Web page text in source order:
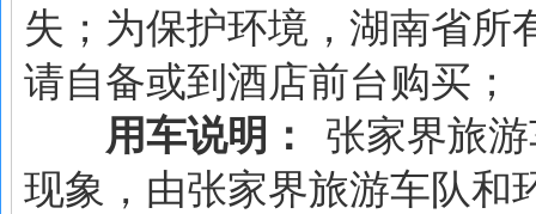
失；为保护环境，湖南省所
请自备或到酒店前台购买；
用车说明：
张家界旅
现象，由张家界旅游车队和